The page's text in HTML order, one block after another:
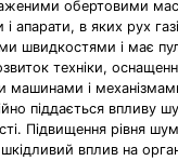
обертовими
і апарати, в яких рух
швидкостями і має
техніки,
машинами і
піддається впливу
Підвищення рівня
вплив на